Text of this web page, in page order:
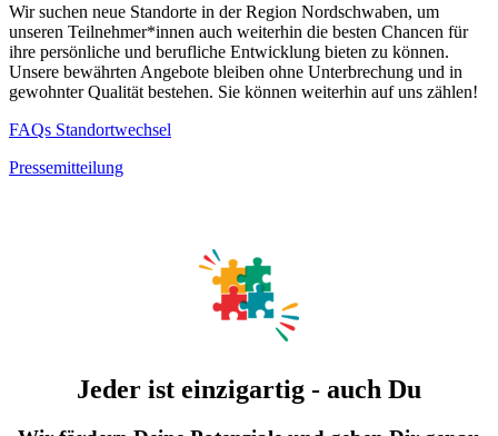
Wir suchen neue Standorte in der Region Nordschwaben, um
unseren Teilnehmer*innen auch weiterhin die besten Chancen für
ihre persönliche und berufliche Entwicklung bieten zu können.
Unsere bewährten Angebote bleiben ohne Unterbrechung und in
gewohnter Qualität bestehen. Sie können weiterhin auf uns zählen!
FAQs Standortwechsel
Pressemitteilung
Jeder ist einzigartig - auch Du